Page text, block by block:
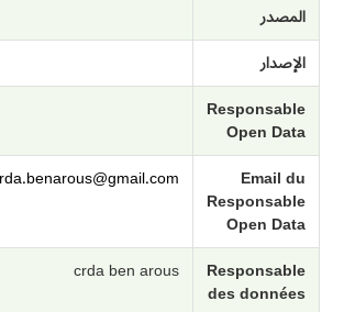
المصدر
الإصدار
Responsable
Open Data
Email du
Responsable
Open Data
crda.benarous@gmail.com
Responsable
des données
crda ben arous